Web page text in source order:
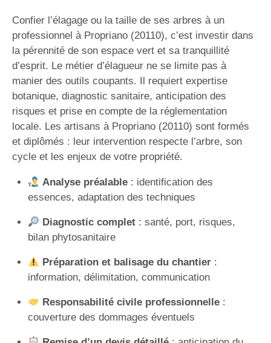
Confier l’élagage ou la taille de ses arbres à un
professionnel à Propriano (20110), c’est investir dans
la pérennité de son espace vert et sa tranquillité
d’esprit. Le métier d’élagueur ne se limite pas à
manier des outils coupants. Il requiert expertise
botanique, diagnostic sanitaire, anticipation des
risques et prise en compte de la réglementation
locale. Les artisans à Propriano (20110) sont formés
et diplômés : leur intervention respecte l’arbre, son
cycle et les enjeux de votre propriété.
Analyse préalable: identification des
essences, adaptation des techniques
Diagnostic complet: santé, port, risques,
bilan phytosanitaire
Préparation et balisage du chantier:
information, délimitation, communication
Responsabilité civile professionnelle:
couverture des dommages éventuels